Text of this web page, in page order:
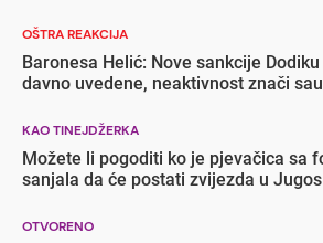
OŠTRA REAKCIJA
Baronesa Helić: Nove sankcije
davno uvedene, neaktivnost znači
KAO TINEJDŽERKA
Možete li pogoditi ko je pjevačica sa
sanjala da će postati zvijezda u
OTVORENO